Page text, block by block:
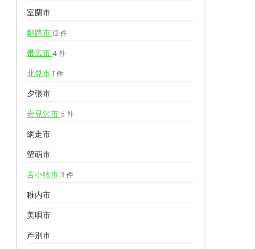
室蘭市
釧路市 12 件
帯広市 4 件
北見市 1 件
夕張市
岩見沢市 5 件
網走市
留萌市
苫小牧市 3 件
稚内市
美唄市
芦別市